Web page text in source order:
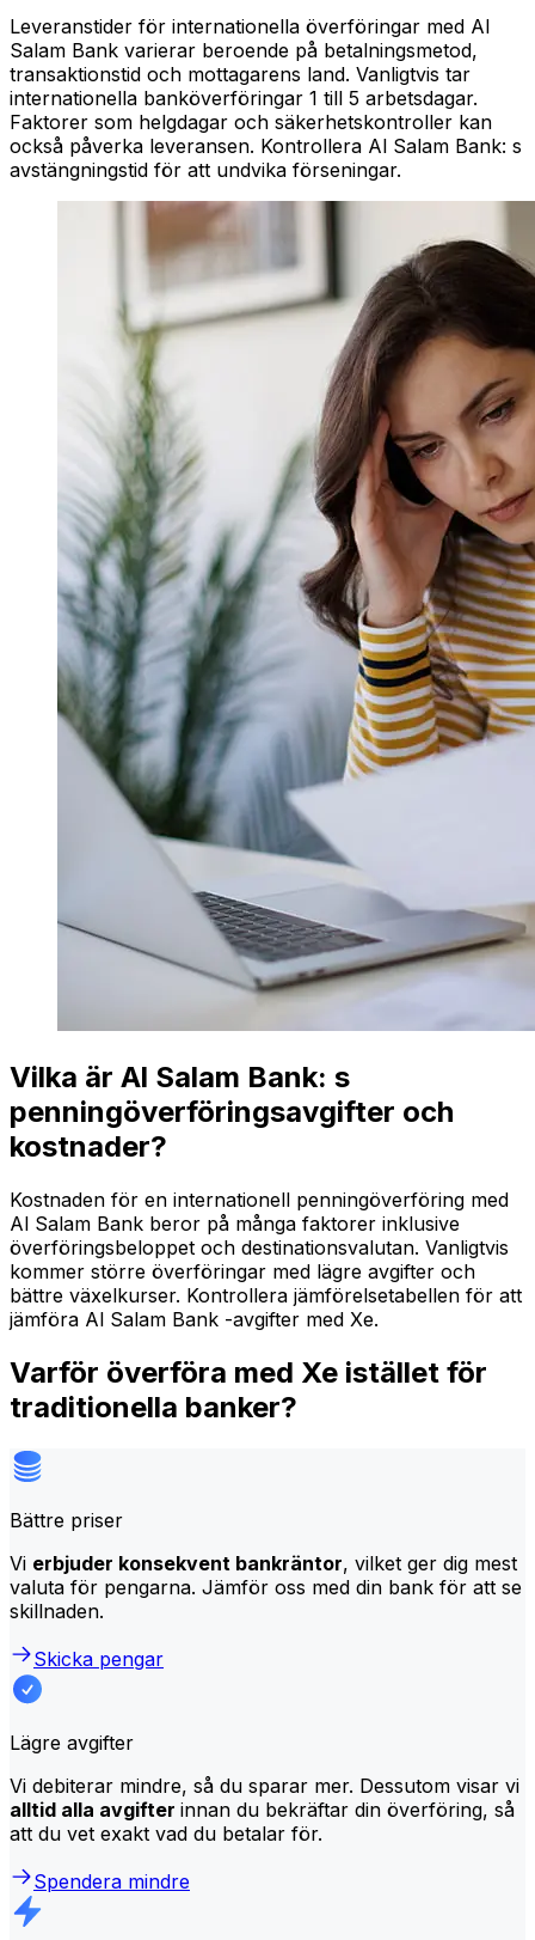
Leveranstider för internationella överföringar med Al
Salam Bank varierar beroende på betalningsmetod,
transaktionstid och mottagarens land. Vanligtvis tar
internationella banköverföringar 1 till 5 arbetsdagar.
Faktorer som helgdagar och säkerhetskontroller kan
också påverka leveransen. Kontrollera Al Salam Bank: s
avstängningstid för att undvika förseningar.
Vilka är Al Salam Bank: s
penningöverföringsavgifter och
kostnader?
Kostnaden för en internationell penningöverföring med
Al Salam Bank beror på många faktorer inklusive
överföringsbeloppet och destinationsvalutan. Vanligtvis
kommer större överföringar med lägre avgifter och
bättre växelkurser. Kontrollera jämförelsetabellen för att
jämföra Al Salam Bank -avgifter med Xe.
Varför överföra med Xe istället för
traditionella banker?
Bättre priser
Vi erbjuder konsekvent bankräntor, vilket ger dig mest
valuta för pengarna. Jämför oss med din bank för att se
skillnaden.
Skicka pengar
Lägre avgifter
Vi debiterar mindre, så du sparar mer. Dessutom visar vi
alltid alla avgifter innan du bekräftar din överföring, så
att du vet exakt vad du betalar för.
Spendera mindre